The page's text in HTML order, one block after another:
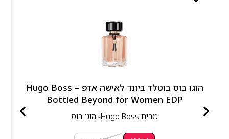
הוגו בוס בוטלד ביונד לאישה אדפ – Hugo Boss
Bottled Beyond for Women EDP
מבית Hugo Boss- הוגו בוס